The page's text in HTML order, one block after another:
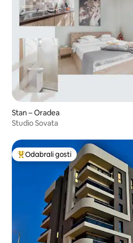
Stan – Oradea
Studio Sovata
Među najviše rangiranima s
Odabrali gosti